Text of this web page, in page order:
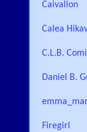
Caivallon
Calea
C.L.B.
Daniel B.
Firegirl